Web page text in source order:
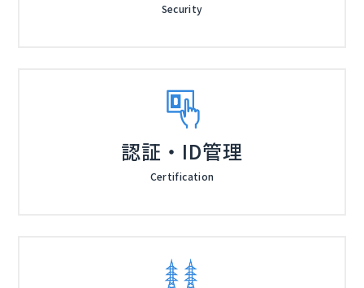
Security
認証・ID管理
Certification